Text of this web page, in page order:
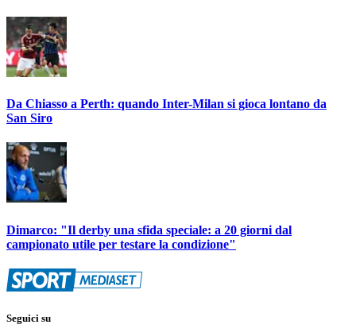
Da Chiasso a Perth: quando Inter-Milan si gioca lontano da
San Siro
Dimarco: "Il derby una sfida speciale: a 20 giorni dal
campionato utile per testare la condizione"
Seguici su